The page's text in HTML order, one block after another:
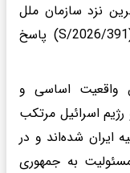
دائم بحرین نزد سازمان ملل
متحد خطاب به رئیس شورای امنیت (S/2026/391) پاسخ
واقعیت اساسی و
اسرائیل مرتکب
ایران شده‌اند و در
به جمهوری